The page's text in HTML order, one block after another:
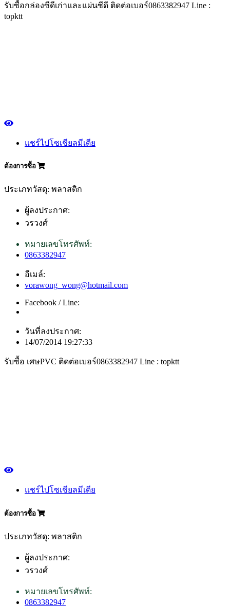
รับซื้อกล่องซีดีเก่าและแผ่นซีดี ติดต่อเบอร์0863382947 Line :
topktt
แชร์ไปโซเชียลมีเดีย
ต้องการซื้อ
ประเภทวัสดุ: พลาสติก
ผู้ลงประกาศ:
วรวงศ์
หมายเลขโทรศัพท์:
0863382947
อีเมล์:
vorawong_wong@hotmail.com
Facebook / Line:
วันที่ลงประกาศ:
14/07/2014 19:27:33
รับซื้อ เศษPVC ติดต่อเบอร์0863382947 Line : topktt
แชร์ไปโซเชียลมีเดีย
ต้องการซื้อ
ประเภทวัสดุ: พลาสติก
ผู้ลงประกาศ:
วรวงศ์
หมายเลขโทรศัพท์:
0863382947